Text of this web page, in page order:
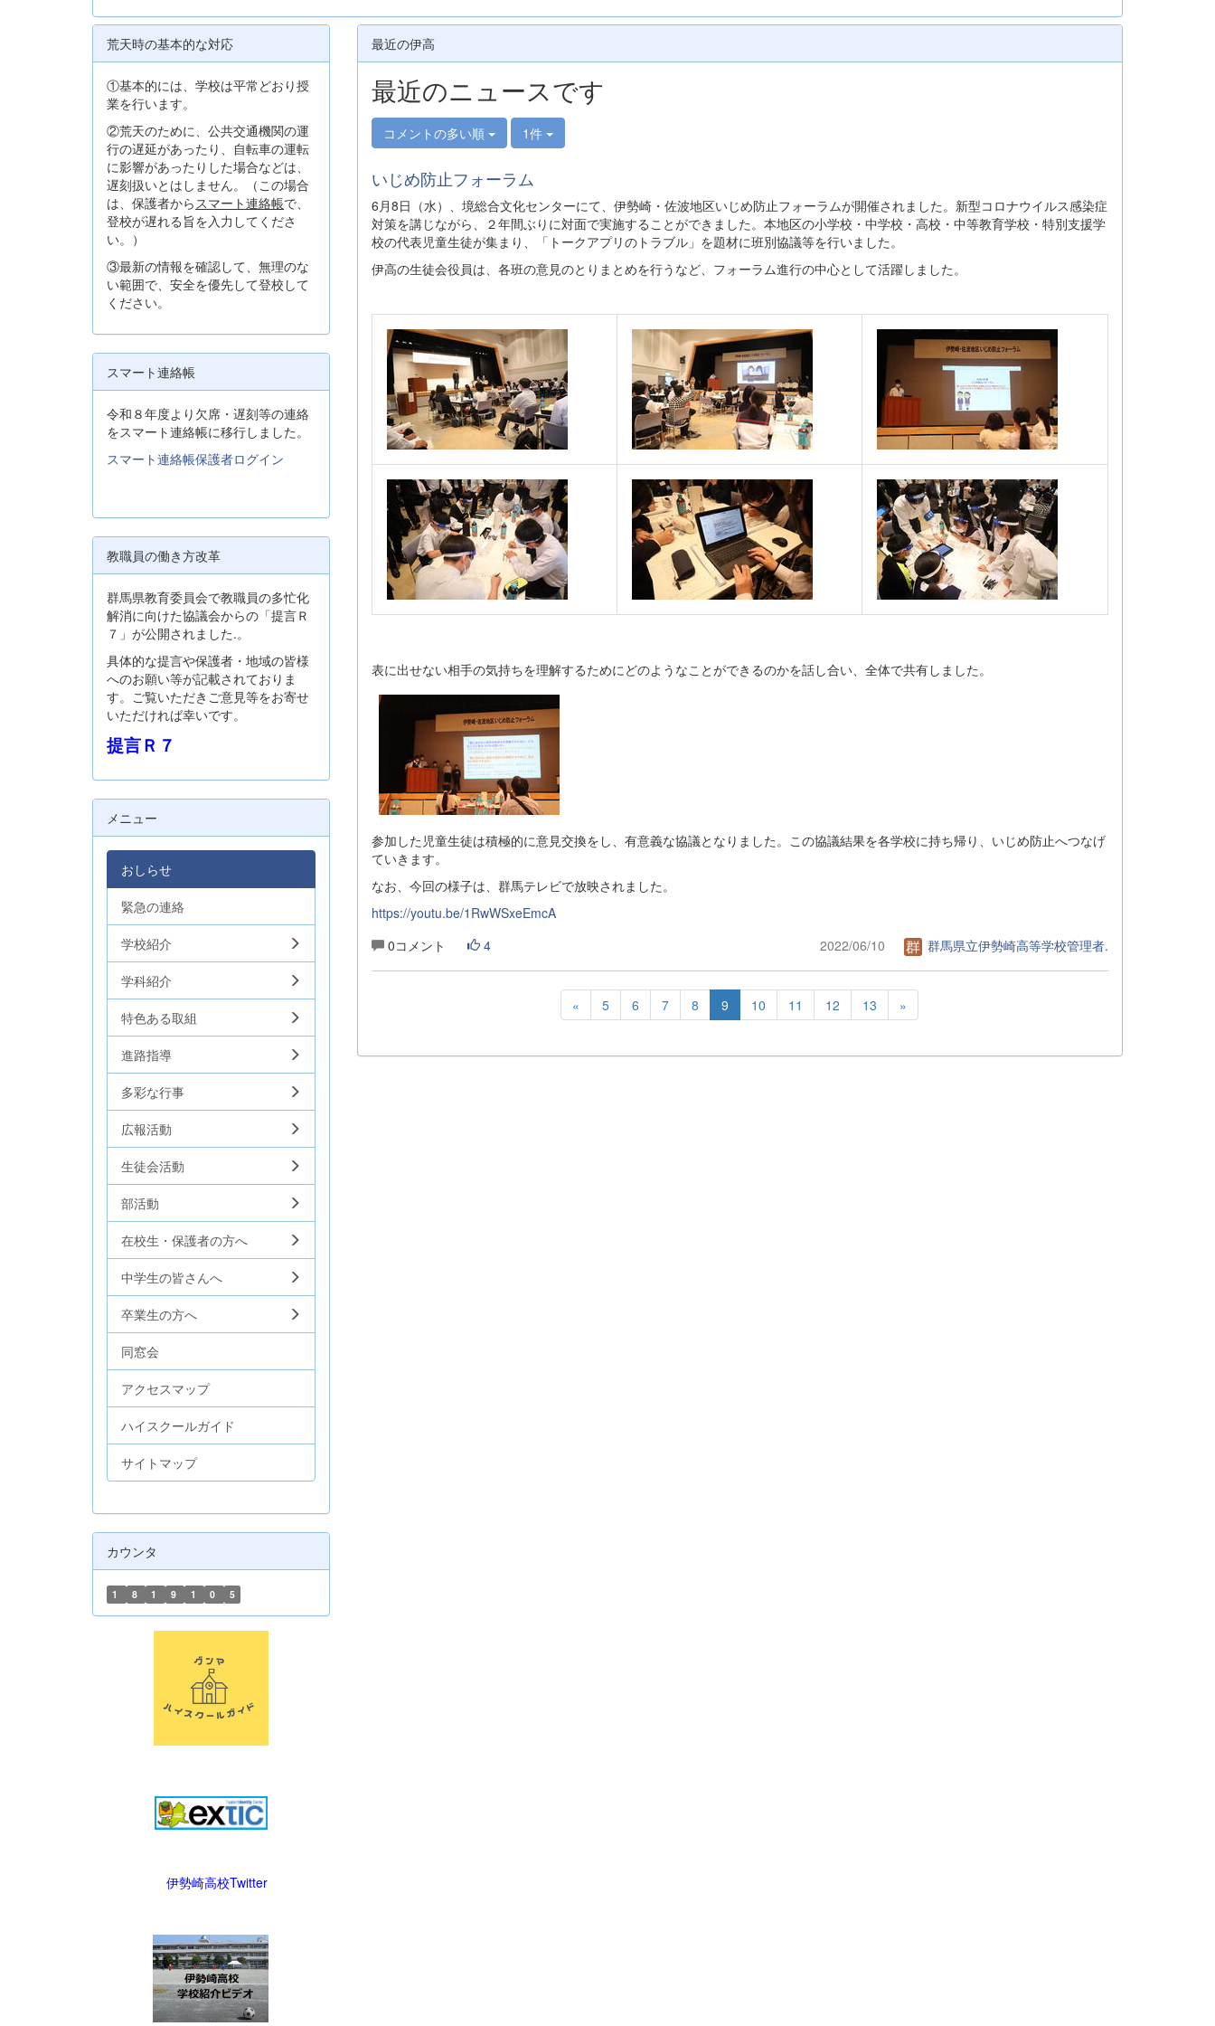
最近の伊高
最近のニュースです
コメントの多い順 1件
いじめ防止フォーラム
6月8日（水）、境総合文化センターにて、伊勢崎・佐波地区いじめ防止フォーラムが開催されました。新型コロナウイルス感染症
対策を講じながら、２年間ぶりに対面で実施することができました。本地区の小学校・中学校・高校・中等教育学校・特別支援学
校の代表児童生徒が集まり、「トークアプリのトラブル」を題材に班別協議等を行いました。
伊高の生徒会役員は、各班の意見のとりまとめを行うなど、フォーラム進行の中心として活躍しました。
表に出せない相手の気持ちを理解するためにどのようなことができるのかを話し合い、全体で共有しました。
参加した児童生徒は積極的に意見交換をし、有意義な協議となりました。この協議結果を各学校に持ち帰り、いじめ防止へつなげ
ていきます。
なお、今回の様子は、群馬テレビで放映されました。
https://youtu.be/1RwWSxeEmcA
0コメント
4 2022/06/10 群馬県立伊勢崎高等学校管理者.
« 5 6 7 8 9 10 11 12 13 »
荒天時の基本的な対応
①基本的には、学校は平常どおり授
業を行います。
②荒天のために、公共交通機関の運
行の遅延があったり、自転車の運転
に影響があったりした場合などは、
遅刻扱いとはしません。（この場合
は、保護者から スマート連絡帳で、
登校が遅れる旨を入力してくださ
い。）
③最新の情報を確認して、無理のな
い範囲で、安全を優先して登校して
ください。
スマート連絡帳
令和８年度より欠席・遅刻等の連絡
をスマート連絡帳に移行しました。
スマート連絡帳保護者ログイン
教職員の働き方改革
群馬県教育委員会で教職員の多忙化
解消に向けた協議会からの「提言Ｒ
７」が公開されました.。
具体的な提言や保護者・地域の皆様
へのお願い等が記載されておりま
す。ご覧いただきご意見等をお寄せ
いただければ幸いです。
提言Ｒ７
メニュー
おしらせ
緊急の連絡
学校紹介
学科紹介
特色ある取組
進路指導
多彩な行事
広報活動
生徒会活動
部活動
在校生・保護者の方へ
中学生の皆さんへ
卒業生の方へ
同窓会
アクセスマップ
ハイスクールガイド
サイトマップ
カウンタ
1 8 1 9 1 0 5
伊勢崎高校Twitter